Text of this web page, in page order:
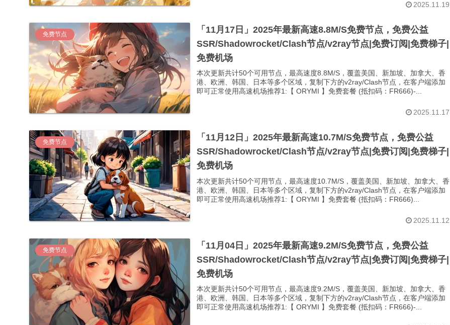
2025.11.19
免费节点
「11月17日」2025年最新高速8.8M/S免费节点，免费公益
SSR/Shadowrocket/Clash节点/v2ray节点|免费订阅|免费梯子|
免费机场
本次更新共计50个可用节点，最高速度8.8M/S，覆盖美国、新加坡、加拿大、香
港、欧洲、韩国、日本等多个区域，复制下方的v2ray/Clash节点，在客户端添加
即可正常使用高速机场推荐1:【 ORYMI 】免费套餐 (抵扣码：FR666)-...
2025.11.17
免费节点
「11月12日」2025年最新高速10.7M/S免费节点，免费公益
SSR/Shadowrocket/Clash节点/v2ray节点|免费订阅|免费梯子|
免费机场
本次更新共计50个可用节点，最高速度10.7M/S，覆盖美国、新加坡、加拿大、香
港、欧洲、韩国、日本等多个区域，复制下方的v2ray/Clash节点，在客户端添加
即可正常使用高速机场推荐1:【 ORYMI 】免费套餐 (抵扣码：FR666)...
2025.11.12
免费节点
「11月04日」2025年最新高速9.2M/S免费节点，免费公益
SSR/Shadowrocket/Clash节点/v2ray节点|免费订阅|免费梯子|
免费机场
本次更新共计50个可用节点，最高速度9.2M/S，覆盖美国、新加坡、加拿大、香
港、欧洲、韩国、日本等多个区域，复制下方的v2ray/Clash节点，在客户端添加
即可正常使用高速机场推荐1:【 ORYMI 】免费套餐 (抵扣码：FR666)-...